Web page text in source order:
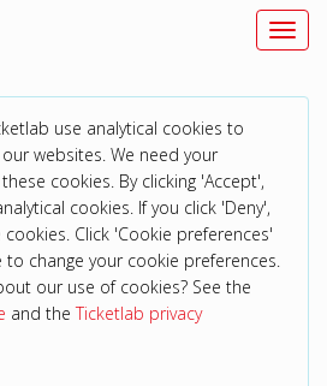
use analytical cookies to
websites. We need your
cookies. By clicking 'Accept',
cookies. If you click 'Deny',
Click 'Cookie preferences'
to change your cookie preferences.
our use of cookies? See the
and theTicketlab privacy